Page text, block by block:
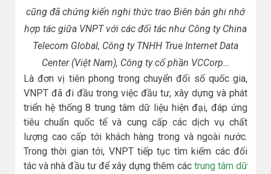
cũng đã chứng kiến nghi thức trao Biên bản ghi nhớ
hợp tác giữa VNPT với các đối tác như Công ty China
Telecom Global, Công ty TNHH True Internet Data
Center (Việt Nam), Công ty cổ phần VCCorp…
Là đơn vị tiên phong trong chuyển đổi số quốc gia,
VNPT đã đi đầu trong việc đầu tư, xây dựng và phát
triển hệ thống 8 trung tâm dữ liệu hiện đại, đáp ứng
tiêu chuẩn quốc tế và cung cấp các dịch vụ chất
lượng cao cấp tới khách hàng trong và ngoài nước.
Trong thời gian tới, VNPT tiếp tục tìm kiếm các đối
tác và nhà đầu tư để xây dựng thêm các trung tâm dữ